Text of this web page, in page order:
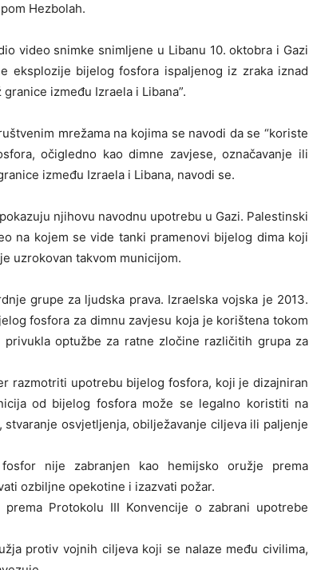
Hezbolah.
video snimke snimljene u Libanu 10. oktobra i Gazi
eksplozije bijelog fosfora ispaljenog iz zraka iznad
između Izraela i Libana”.
mrežama na kojima se navodi da se “koriste
očigledno kao dimne zavjese, označavanje ili
između Izraela i Libana, navodi se.
njihovu navodnu upotrebu u Gazi. Palestinski
na kojem se vide tanki pramenovi bijelog dima koji
uzrokovan takvom municijom.
grupe za ljudska prava. Izraelska vojska je 2013.
fosfora za dimnu zavjesu koja je korištena tokom
optužbe za ratne zločine različitih grupa za
razmotriti upotrebu bijelog fosfora, koji je dizajniran
od bijelog fosfora može se legalno koristiti na
osvjetljenja, obilježavanje ciljeva ili paljenje
nije zabranjen kao hemijsko oružje prema
ozbiljne opekotine i izazvati požar.
Protokolu III Konvencije o zabrani upotrebe
protiv vojnih ciljeva koji se nalaze među civilima,